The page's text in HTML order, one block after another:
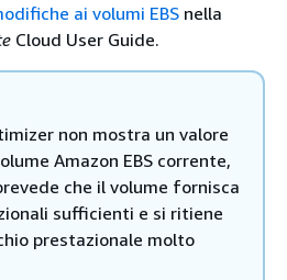
ai volumi EBS nella
Cloud User Guide.
non mostra un valore
Amazon EBS corrente,
che il volume fornisca
sufficienti e si ritiene
prestazionale molto